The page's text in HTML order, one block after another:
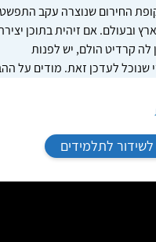
החירום שנוצרה עקב
ובעולם. אם זיהית בתוכן
קרדיט הולם, יש לפנות
שנוכל לעדכן זאת. מודים על
לתלמידים